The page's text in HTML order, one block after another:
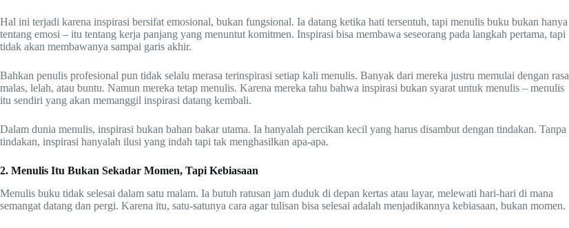
Hal ini terjadi karena inspirasi bersifat emosional, bukan fungsional. Ia datang ketika hati tersentuh, tapi menulis buku bukan hanya
tentang emosi – itu tentang kerja panjang yang menuntut komitmen. Inspirasi bisa membawa seseorang pada langkah pertama, tapi
tidak akan membawanya sampai garis akhir.
Bahkan penulis profesional pun tidak selalu merasa terinspirasi setiap kali menulis. Banyak dari mereka justru memulai dengan rasa
malas, lelah, atau buntu. Namun mereka tetap menulis. Karena mereka tahu bahwa inspirasi bukan syarat untuk menulis – menulis
itu sendiri yang akan memanggil inspirasi datang kembali.
Dalam dunia menulis, inspirasi bukan bahan bakar utama. Ia hanyalah percikan kecil yang harus disambut dengan tindakan. Tanpa
tindakan, inspirasi hanyalah ilusi yang indah tapi tak menghasilkan apa-apa.
2. Menulis Itu Bukan Sekadar Momen, Tapi Kebiasaan
Menulis buku tidak selesai dalam satu malam. Ia butuh ratusan jam duduk di depan kertas atau layar, melewati hari-hari di mana
semangat datang dan pergi. Karena itu, satu-satunya cara agar tulisan bisa selesai adalah menjadikannya kebiasaan, bukan momen.